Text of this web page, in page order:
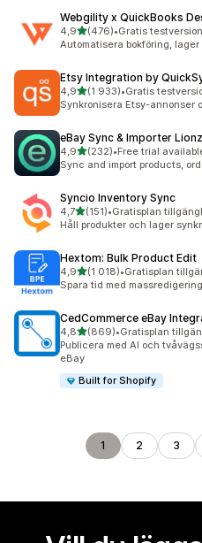
Webgility x QuickBooks
4,9av 5 stjärnor
(476)
476 recensioner totalt
•Gratis
Automatisera bokföring,
Etsy Integration by
4,9av 5 stjärnor
(1 933)
1933 recensioner totalt
•Gratis
Synkronisera Etsy-annonser
eBay Sync & Importer
4,9av 5 stjärnor
(232)
232 recensioner totalt
•Free trial
Sync and import products,
Syncio Inventory Sync
4,7av 5 stjärnor
(151)
151 recensioner totalt
•Gratisplan
Håll produkter och lager
Hextom: Bulk Product Edit
4,9av 5 stjärnor
(1 018)
1018 recensioner totalt
•Gratisplan
Spara tid med
CedCommerce eBay
4,8av 5 stjärnor
(869)
869 recensioner totalt
•Gratisplan
Publicera med AI och
eBay
Built for Shopify
1 2 3